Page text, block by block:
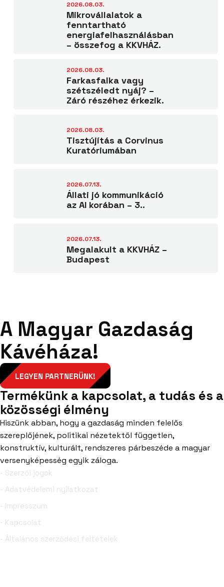
2026.08.03.
Mikrovállalatok a
fenntartható
energiafelhasználásban
– összefog a KKVHÁZ.
2026.08.03.
Farkasfalka vagy
szétszéledt nyáj? –
Záró részéhez érkezik.
2026.08.03.
Tisztújítás a Corvinus
Kuratóriumában
2026.07.13.
Állati jó kommunikáció
az AI korában – 3..
2026.07.13.
Megalakult a KKVHÁZ –
Budapest
A Magyar Gazdaság
Kávéháza!
LEGYEN PARTNERÜNK!
Termékünk a kapcsolat, a tudás és a
közösségi élmény
Hiszünk abban, hogy a gazdaság minden felelős
szereplőjének, politikai nézetektől független,
konstruktív, kulturált, rendszeres párbeszéde a magyar
versenyképesség egyik záloga.
- Szerzői jogok
- Adatvédelemi nyilatkozat
- Impresszum
- Kapcsolat
- Általános szerződési feltételek